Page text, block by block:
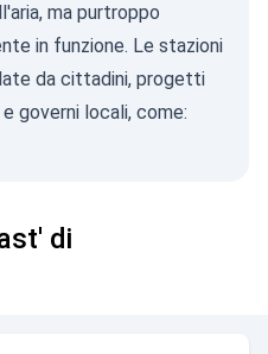
ma purtroppo
in funzione. Le stazioni
da cittadini, progetti
governi locali, come:
di